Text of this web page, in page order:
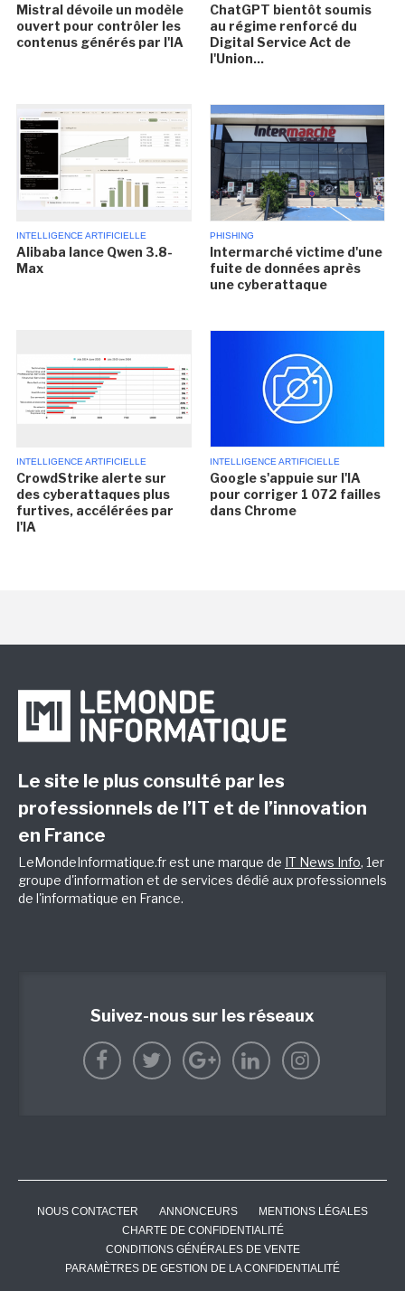
Mistral dévoile un modèle
ouvert pour contrôler les
contenus générés par l'IA
ChatGPT bientôt soumis
au régime renforcé du
Digital Service Act de
l'Union...
INTELLIGENCE ARTIFICIELLE
Alibaba lance Qwen 3.8-
Max
PHISHING
Intermarché victime d'une
fuite de données après
une cyberattaque
INTELLIGENCE ARTIFICIELLE
CrowdStrike alerte sur
des cyberattaques plus
furtives, accélérées par
l'IA
INTELLIGENCE ARTIFICIELLE
Google s'appuie sur l'IA
pour corriger 1 072 failles
dans Chrome
Le site le plus consulté par les
professionnels de l’IT et de l’innovation
en France
LeMondeInformatique.fr est une marque de IT News Info, 1er
groupe d'information et de services dédié aux professionnels
de l'informatique en France.
Suivez-nous sur les réseaux
NOUS CONTACTER ANNONCEURS
MENTIONS LÉGALES
CHARTE DE CONFIDENTIALITÉ
CONDITIONS GÉNÉRALES DE VENTE
PARAMÈTRES DE GESTION DE LA CONFIDENTIALITÉ